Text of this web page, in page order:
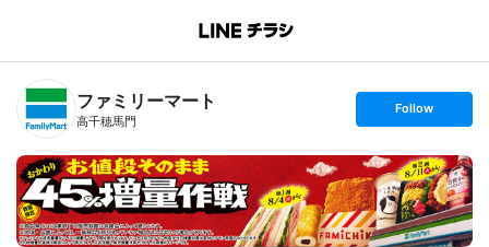
B
n
T
ファミリーマート
高千穂馬門
s
t
o
l
l
o
w
Follow